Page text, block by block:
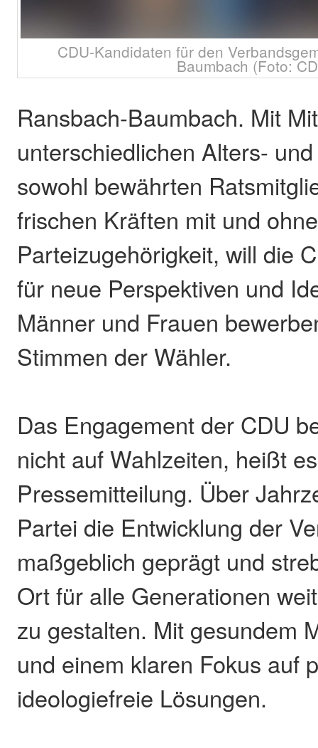
CDU-Kandidaten für den
Baumbach (Foto:
Ransbach-Baumbach. Mit
unterschiedlichen Alters-
sowohl bewährten
frischen Kräften mit und ohne
Parteizugehörigkeit, will die
für neue Perspektiven und
Männer und Frauen
Stimmen der Wähler.
Das Engagement der CDU
nicht auf Wahlzeiten, heißt
Pressemitteilung. Über
Partei die Entwicklung der
maßgeblich geprägt und
Ort für alle Generationen
zu gestalten. Mit gesundem
und einem klaren Fokus auf
ideologiefreie Lösungen.